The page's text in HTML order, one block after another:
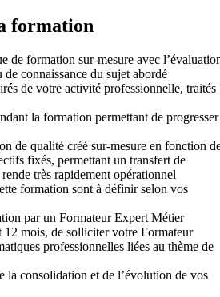
formation
de formation sur-mesure avec
connaissance du sujet abordé
de votre activité professionnelle, traités
la formation permettant de progresser
de qualité créé sur-mesure en fonction
fixés, permettant un transfert de
très rapidement opérationnel
formation sont à définir selon vos
par un Formateur Expert Métier
12 mois, de solliciter votre Formateur
professionnelles liées au thème de
la consolidation et de l’évolution de vos